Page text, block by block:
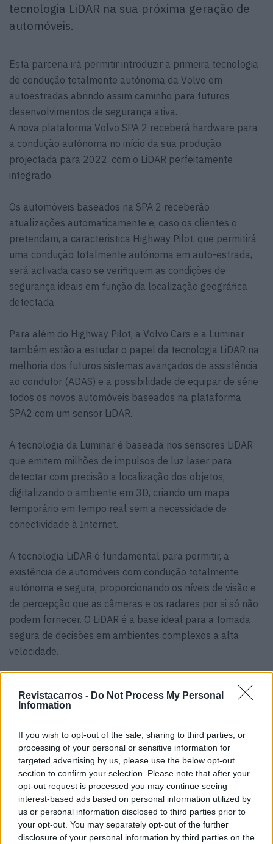
Revistacarros - Do Not Process My Personal
Information
If you wish to opt-out of the sale, sharing to third parties, or
processing of your personal or sensitive information for
targeted advertising by us, please use the below opt-out
section to confirm your selection. Please note that after your
opt-out request is processed you may continue seeing
interest-based ads based on personal information utilized by
us or personal information disclosed to third parties prior to
your opt-out. You may separately opt-out of the further
disclosure of your personal information by third parties on the
tecnologia LiDAR na sua próxima geração de
automóveis.
Esta parceria irá permitir introduzir a primeira tecnologia
de condução totalmente autónoma da Volvo em
autoestradas abrindo assim caminho para futuros
desenvolvimentos de segurança ativa.
A nova plataforma Volvo SPA 2 receberá hardware para
a condução autónoma no início da sua produção,
projectada para 2022, com o LiDAR perfeitamente
integrado.
Os automóveis baseados na SPA 2 receberão
atualizações automaticamente e, caso os clientes o
pretendam, a caracteristica Highway Pilot, que permitirá
uma condução totalmente autónoma em auto-estrada,
será activada caso se verifiquem as condições de
segurança ideais em função da localização geográfica
detectada.
Para além do Highway Pilot, a Volvo Cars e a Luminar
também estão a estudar o papel da tecnologia LiDAR na
melhoria dos futuros sistemas avançados de assistência
ao condutor (ADAS) e a possibilidade de equipar de série
todos os novos automóveis baseados na plataforma
SPA2 com um sensor LiDAR.
A tecnologia da Luminar é baseada nos sensores LiDAR
que emitem milhões de impulsos de luz laser para
detectar com precisão a localização dos objetos,
digitalizando o ambiente em 3D, criando um mapa
temporário em tempo real sem a necessidade de
conectividade à Internet.
A tecnologia LiDAR é fundamental para permitir, a
existência de automóveis com condução totalmente
autónoma e segura, proporcionando os níveis de visão e
de percepção ​​que as câmeras e os radares por si só não
podem fornecer. O LiDAR é a base ideal para a tomada
segura de decisões em ambientes complexos a alta
velocidade.
Para ativar o Highway Pilot, a tecnologia da Luminar irá
funcionar com o software de condução autónoma e com
backup para funções como a direção, a travagem e a
energia das baterias. Isto irá permitir um recurso seguro
e totalmente autónomo para utilizar em auto-estrada.